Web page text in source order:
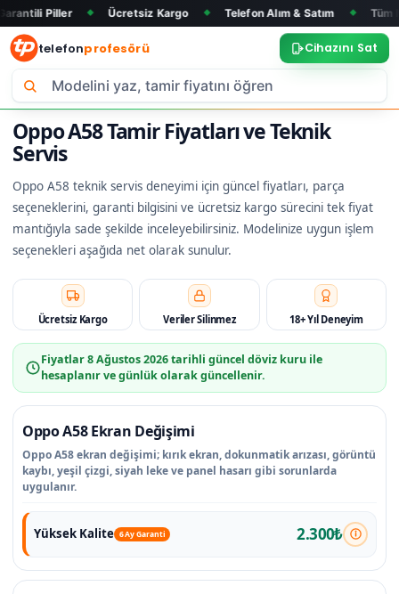
◆ Ücretsiz Kargo ◆ Telefon Alım & Satım ◆ Tüm Marka ve
telefonprofesörü Cihazını Sat
Oppo A58 Tamir Fiyatları ve Teknik
Servis
Oppo A58 teknik servis deneyimi için güncel fiyatları, parça
seçeneklerini, garanti bilgisini ve ücretsiz kargo sürecini tek fiyat
mantığıyla sade şekilde inceleyebilirsiniz. Modelinize uygun işlem
seçenekleri aşağıda net olarak sunulur.
Ücretsiz Kargo Veriler Silinmez 18+ Yıl Deneyim
Fiyatlar8 Ağustos 2026tarihli güncel döviz kuru ile
hesaplanır ve günlük olarak güncellenir.
Oppo A58 Ekran Değişimi
Oppo A58 ekran değişimi; kırık ekran, dokunmatik arızası, görüntü
kaybı, yeşil çizgi, siyah leke ve panel hasarı gibi sorunlarda
uygulanır.
Yüksek Kalite 6 Ay Garanti 2.300₺